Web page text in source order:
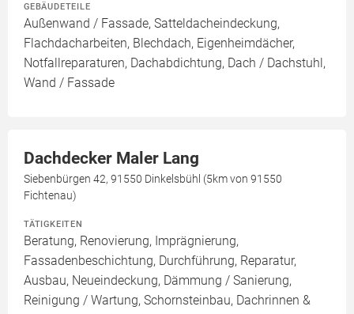
GEBÄUDETEILE
Außenwand / Fassade, Satteldacheindeckung,
Flachdacharbeiten, Blechdach, Eigenheimdächer,
Notfallreparaturen, Dachabdichtung, Dach / Dachstuhl,
Wand / Fassade
Dachdecker Maler Lang
Siebenbürgen 42, 91550 Dinkelsbühl (5km von 91550
Fichtenau)
TÄTIGKEITEN
Beratung, Renovierung, Imprägnierung,
Fassadenbeschichtung, Durchführung, Reparatur,
Ausbau, Neueindeckung, Dämmung / Sanierung,
Reinigung / Wartung, Schornsteinbau, Dachrinnen &